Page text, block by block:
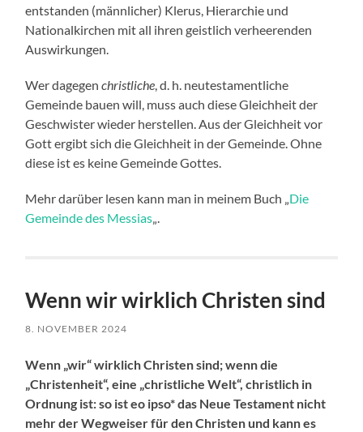
entstanden (männlicher) Klerus, Hierarchie und
Nationalkirchen mit all ihren geistlich verheerenden
Auswirkungen.
Wer dagegenchristliche, d. h. neutestamentliche
Gemeinde bauen will, muss auch diese Gleichheit der
Geschwister wieder herstellen. Aus der Gleichheit vor
Gott ergibt sich die Gleichheit in der Gemeinde. Ohne
diese ist es keine Gemeinde Gottes.
Mehr darüber lesen kann man in meinem Buch „Die
Gemeinde des Messias„.
Wenn wir wirklich Christen sind
8. NOVEMBER 2024
Wenn „wir“ wirklich Christen sind; wenn die
„Christenheit“, eine „christliche Welt“, christlich in
Ordnung ist: so ist eo ipso* das Neue Testament nicht
mehr der Wegweiser für den Christen und kann es